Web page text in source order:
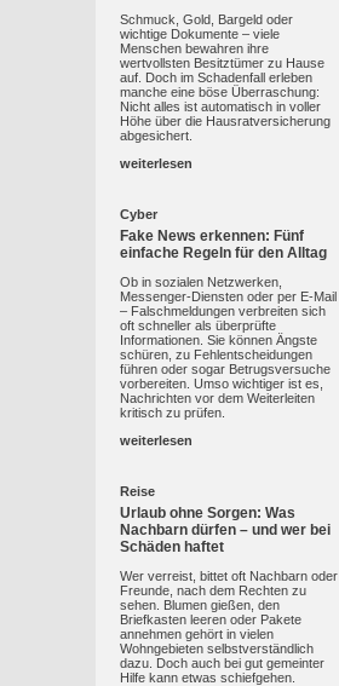
Schmuck, Gold, Bargeld oder
wichtige Dokumente – viele
Menschen bewahren ihre
wertvollsten Besitztümer zu Hause
auf. Doch im Schadenfall erleben
manche eine böse Überraschung:
Nicht alles ist automatisch in voller
Höhe über die Hausratversicherung
abgesichert.
weiterlesen
Cyber
Fake News erkennen: Fünf
einfache Regeln für den Alltag
Ob in sozialen Netzwerken,
Messenger-Diensten oder per E-Mail
– Falschmeldungen verbreiten sich
oft schneller als überprüfte
Informationen. Sie können Ängste
schüren, zu Fehlentscheidungen
führen oder sogar Betrugsversuche
vorbereiten. Umso wichtiger ist es,
Nachrichten vor dem Weiterleiten
kritisch zu prüfen.
weiterlesen
Reise
Urlaub ohne Sorgen: Was
Nachbarn dürfen – und wer bei
Schäden haftet
Wer verreist, bittet oft Nachbarn oder
Freunde, nach dem Rechten zu
sehen. Blumen gießen, den
Briefkasten leeren oder Pakete
annehmen gehört in vielen
Wohngebieten selbstverständlich
dazu. Doch auch bei gut gemeinter
Hilfe kann etwas schiefgehen.